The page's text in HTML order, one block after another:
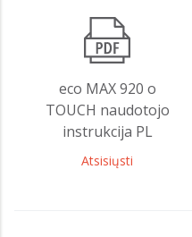
eco MAX 920 o
TOUCH naudotojo
instrukcija PL
Atsisiųsti